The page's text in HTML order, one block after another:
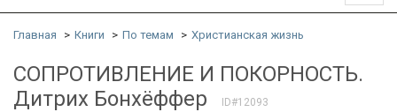
Главная Книги По темам Христианская жизнь
СОПРОТИВЛЕНИЕ И ПОКОРНОСТЬ.
Дитрих Бонхёффер
ID#12093